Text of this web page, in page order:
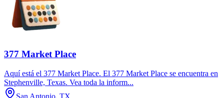
377 Market Place
Aquí está el 377 Market Place. El 377 Market Place se encuentra en
Stephenville, Texas. Vea toda la inform...
San Antonio, TX